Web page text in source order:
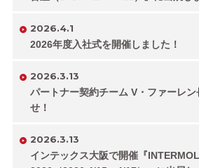
2026.4.1
2026年度入社式を開催しました！
2026.3.13
パートナー契約チーム V・ファーレ
せ！
2026.3.13
インテックス大阪で開催『